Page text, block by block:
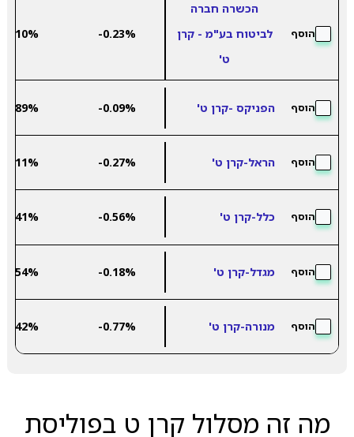
הוסף
הכשרה חברה
לביטוח בע"מ - קרן
ט'
-0.23%
5.10%
הוסף הפניקס -קרן ט' -0.09%
5.89%
הוסף הראל-קרן ט' -0.27%
7.11%
הוסף כלל-קרן ט' -0.56%
7.41%
הוסף מגדל-קרן ט' -0.18%
5.54%
הוסף מנורה-קרן ט' -0.77%
6.42%
מה זה מסלול קרן ט בפוליסת